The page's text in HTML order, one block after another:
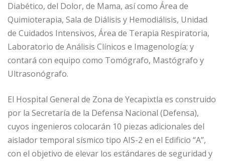
Diabético, del Dolor, de Mama, así como Área de
Quimioterapia, Sala de Diálisis y Hemodiálisis, Unidad
de Cuidados Intensivos, Área de Terapia Respiratoria,
Laboratorio de Análisis Clínicos e Imagenología; y
contará con equipo como Tomógrafo, Mastógrafo y
Ultrasonógrafo.
El Hospital General de Zona de Yecapixtla es construido
por la Secretaría de la Defensa Nacional (Defensa),
cuyos ingenieros colocarán 10 piezas adicionales del
aislador temporal sísmico tipo AIS-2 en el Edificio “A”,
con el objetivo de elevar los estándares de seguridad y